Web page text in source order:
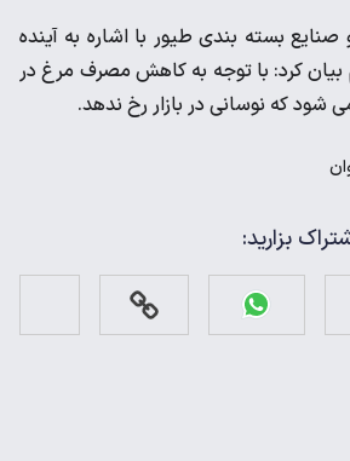
صنایع بسته بندی طیور با اشاره به آینده
بیان کرد: با توجه به کاهش مصرف مرغ در
شود که نوسانی در بازار رخ ندهد.
بزارید: